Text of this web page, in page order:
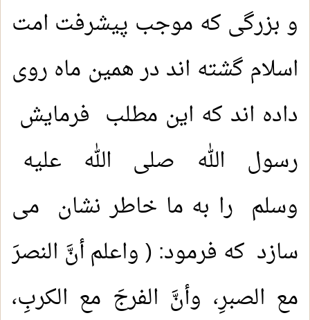
و بزرگی که موجب پیشرفت امت
اسلام گشته اند در همین ماه روى
داده اند که این مطلب فرمایش
رسول الله صلی الله عليه
وسلم را به ما خاطر نشان می
سازد که فرمود: ( واعلم أنَّ النصرَ
مع الصبرِ، وأنَّ الفرجَ مع الكربِ،